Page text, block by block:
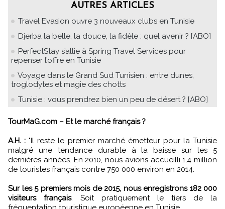
AUTRES ARTICLES
Travel Evasion ouvre 3 nouveaux clubs en Tunisie
Djerba la belle, la douce, la fidèle : quel avenir ? [ABO]
PerfectStay s’allie à Spring Travel Services pour
repenser l’offre en Tunisie
Voyage dans le Grand Sud Tunisien : entre dunes,
troglodytes et magie des chotts
Tunisie : vous prendrez bien un peu de désert ? [ABO]
TourMaG.com – Et le marché français ?
A.H. : "Il reste le premier marché émetteur pour la Tunisie
malgré une tendance durable à la baisse sur les 5
dernières années. En 2010, nous avions accueilli 1,4 million
de touristes français contre 750 000 environ en 2014.
Sur les 5 premiers mois de 2015, nous enregistrons 182 000
visiteurs français. Soit pratiquement le tiers de la